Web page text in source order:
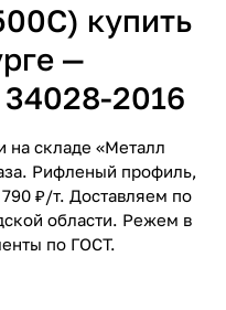
купить
—
2016
на складе «Металл
Рифленый профиль,
₽/т. Доставляем по
области. Режем в
по ГОСТ.